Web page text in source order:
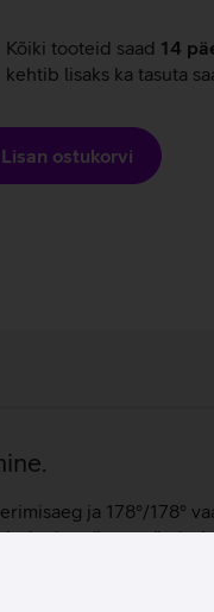
Kõiki tooteid saad 14
kehtib lisaks ka tasuta
Lisan ostukorvi
ja 178°/178°
ning täpset
Monitor ehk kuvar
ühendada